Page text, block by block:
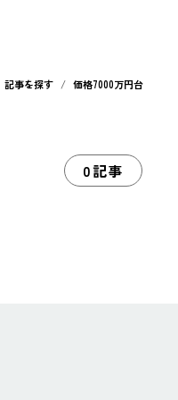
記事を探す 価格7000万円台
0記事